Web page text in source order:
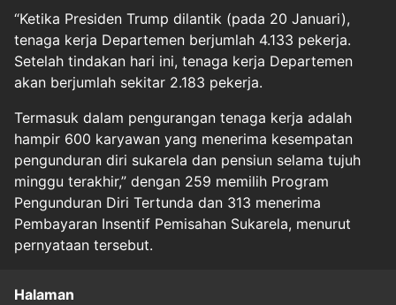
“Ketika Presiden Trump dilantik (pada 20 Januari),
tenaga kerja Departemen berjumlah 4.133 pekerja.
Setelah tindakan hari ini, tenaga kerja Departemen
akan berjumlah sekitar 2.183 pekerja.
Termasuk dalam pengurangan tenaga kerja adalah
hampir 600 karyawan yang menerima kesempatan
pengunduran diri sukarela dan pensiun selama tujuh
minggu terakhir,” dengan 259 memilih Program
Pengunduran Diri Tertunda dan 313 menerima
Pembayaran Insentif Pemisahan Sukarela, menurut
pernyataan tersebut.
Halaman